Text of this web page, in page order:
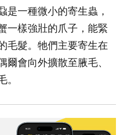
是一種微小的寄生蟲，
一樣強壯的爪子，能緊
毛髮。牠們主要寄生在
爾會向外擴散至腋毛、
。